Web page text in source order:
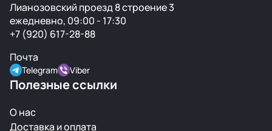
Лианозовский проезд 8 строение 3
ежедневно, 09:00 - 17:30
+7 (920) 617-28-88
Почта
Telegram Viber
Полезные ссылки
О нас
Доставка и оплата